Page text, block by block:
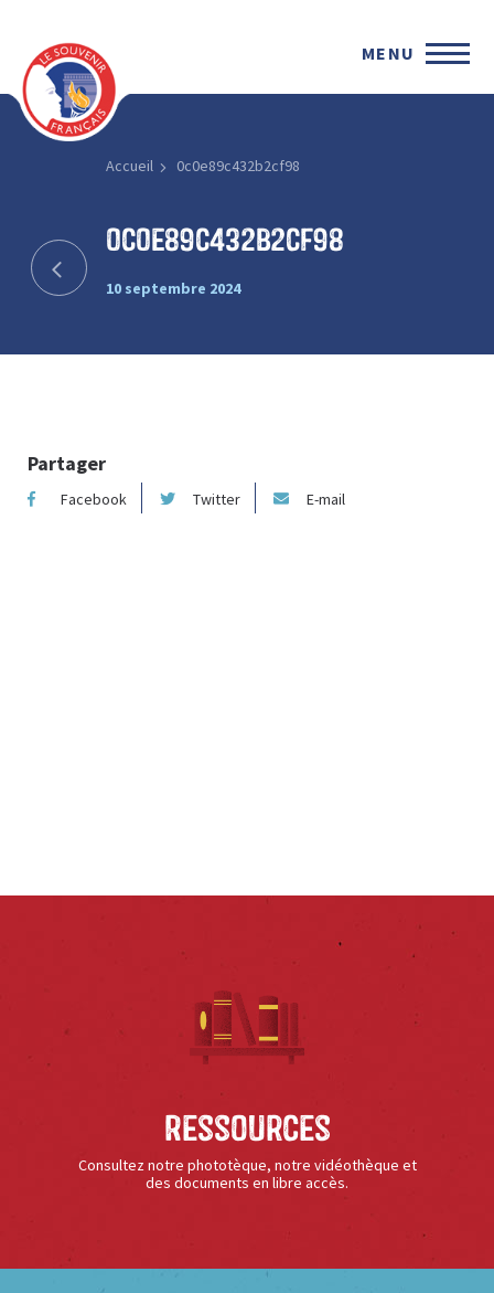
MENU
Accueil 0c0e89c432b2cf98
0c0e89c432b2cf98
10 septembre 2024
Partager
Facebook Twitter E-mail
Ressources
Consultez notre phototèque, notre vidéothèque et
des documents en libre accès.